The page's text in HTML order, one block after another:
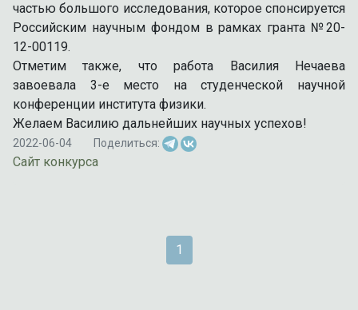
частью большого исследования, которое спонсируется
Российским научным фондом в рамках гранта №20-
12-00119.
Отметим также, что работа Василия Нечаева
завоевала 3-е место на студенческой научной
конференции института физики.
Желаем Василию дальнейших научных успехов!
2022-06-04 Поделиться:
Сайт конкурса
1